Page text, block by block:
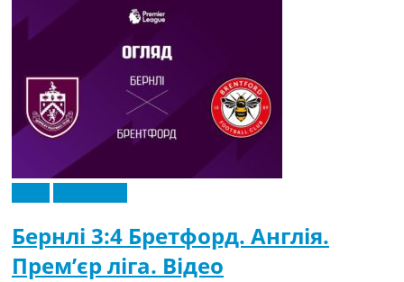
Бернлі 3:4 Бретфорд. Англія.
Прем’єр ліга. Відео